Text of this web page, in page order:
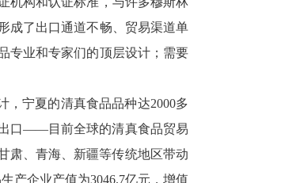
成了出口通道不畅、贸易渠道单
专业和专家们的顶层设计；需要
宁夏的清真食品品种达2000多
出口——目前全球的清真食品贸易
肃、青海、新疆等传统地区带动
产企业产值为3046.7亿元，增值